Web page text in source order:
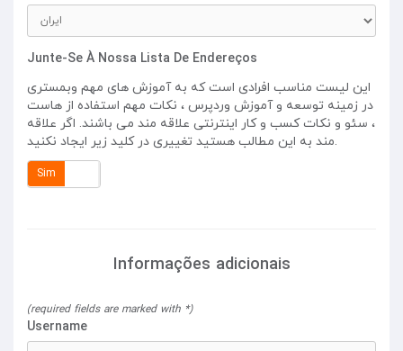
Junte-Se À Nossa Lista De Endereços
این لیست مناسب افرادی است که به آموزش های مهم وبمستری
در زمینه توسعه و آموزش وردپرس ، نکات مهم استفاده از هاست
، سئو و نکات کسب و کار اینترنتی علاقه مند می باشند. اگر علاقه
مند به این مطالب هستید تغییری در کلید زیر ایجاد نکنید.
Sim
Informações adicionais
(required fields are marked with *)
Username